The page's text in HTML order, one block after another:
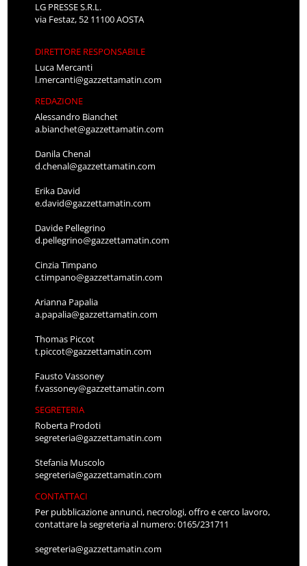
LG PRESSE S.R.L.
via Festaz, 52 11100 AOSTA
DIRETTORE RESPONSABILE
Luca Mercanti
l.mercanti@gazzettamatin.com
REDAZIONE
Alessandro Bianchet
a.bianchet@gazzettamatin.com
Danila Chenal
d.chenal@gazzettamatin.com
Erika David
e.david@gazzettamatin.com
Davide Pellegrino
d.pellegrino@gazzettamatin.com
Cinzia Timpano
c.timpano@gazzettamatin.com
Arianna Papalia
a.papalia@gazzettamatin.com
Thomas Piccot
t.piccot@gazzettamatin.com
Fausto Vassoney
f.vassoney@gazzettamatin.com
SEGRETERIA
Roberta Prodoti
segreteria@gazzettamatin.com
Stefania Muscolo
segreteria@gazzettamatin.com
CONTATTACI
Per pubblicazione annunci, necrologi, offro e cerco lavoro,
contattare la segreteria al numero: 0165/231711
segreteria@gazzettamatin.com